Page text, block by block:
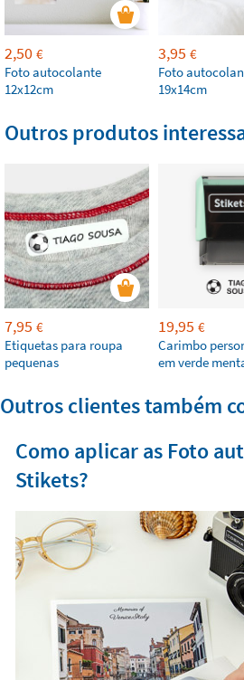
2,50 €
Foto autocolante
12x12cm
3,95 €
Foto
19x14cm
Outros produtos
7,95 €
Etiquetas para roupa
pequenas
19,95 €
Carimbo
em verde
Outros clientes também
Como aplicar as Foto
Stikets?